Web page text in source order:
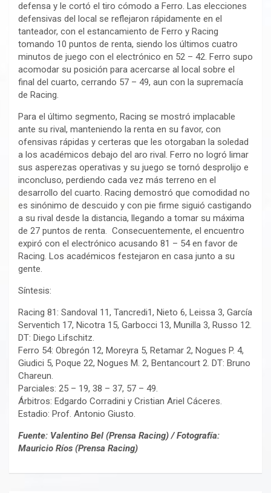
defensa y le cortó el tiro cómodo a Ferro. Las elecciones
defensivas del local se reflejaron rápidamente en el
tanteador, con el estancamiento de Ferro y Racing
tomando 10 puntos de renta, siendo los últimos cuatro
minutos de juego con el electrónico en 52 – 42. Ferro supo
acomodar su posición para acercarse al local sobre el
final del cuarto, cerrando 57 – 49, aun con la supremacía
de Racing.
Para el último segmento, Racing se mostró implacable
ante su rival, manteniendo la renta en su favor, con
ofensivas rápidas y certeras que les otorgaban la soledad
a los académicos debajo del aro rival. Ferro no logró limar
sus asperezas operativas y su juego se tornó desprolijo e
inconcluso, perdiendo cada vez más terreno en el
desarrollo del cuarto. Racing demostró que comodidad no
es sinónimo de descuido y con pie firme siguió castigando
a su rival desde la distancia, llegando a tomar su máxima
de 27 puntos de renta. Consecuentemente, el encuentro
expiró con el electrónico acusando 81 – 54 en favor de
Racing. Los académicos festejaron en casa junto a su
gente.
Síntesis:
Racing 81: Sandoval 11, Tancredi1, Nieto 6, Leissa 3, García
Serventich 17, Nicotra 15, Garbocci 13, Munilla 3, Russo 12.
DT: Diego Lifschitz.
Ferro 54: Obregón 12, Moreyra 5, Retamar 2, Nogues P. 4,
Giudici 5, Poque 22, Nogues M. 2, Bentancourt 2. DT: Bruno
Chareun.
Parciales: 25 – 19, 38 – 37, 57 – 49.
Árbitros: Edgardo Corradini y Cristian Ariel Cáceres.
Estadio: Prof. Antonio Giusto.
Fuente: Valentino Bel (Prensa Racing) / Fotografía:
Mauricio Ríos (Prensa Racing)